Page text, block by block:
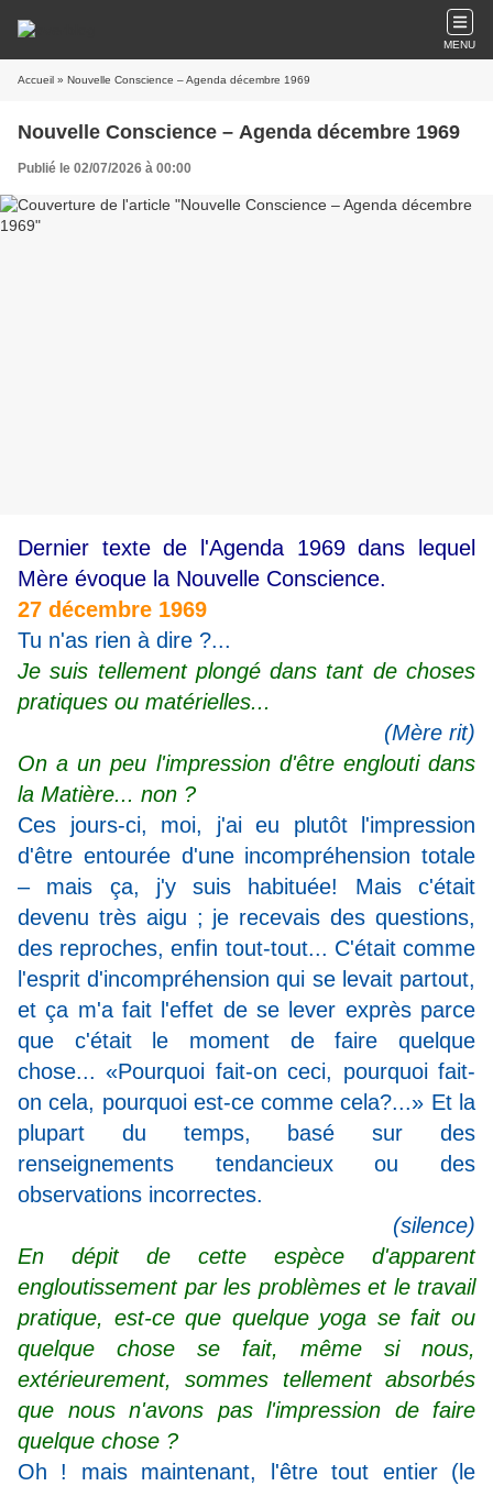
MENU
Accueil » Nouvelle Conscience – Agenda décembre 1969
Nouvelle Conscience – Agenda décembre 1969
Publié le 02/07/2026 à 00:00
Dernier texte de l'Agenda 1969 dans lequel
Mère évoque la Nouvelle Conscience.
27 décembre 1969
Tu n'as rien à dire ?...
Je suis tellement plongé dans tant de choses
pratiques ou matérielles...
(Mère rit)
On a un peu l'impression d'être englouti dans
la Matière... non ?
Ces jours-ci, moi, j'ai eu plutôt l'impression
d'être entourée d'une incompréhension totale
– mais ça, j'y suis habituée! Mais c'était
devenu très aigu ; je recevais des questions,
des reproches, enfin tout-tout... C'était comme
l'esprit d'incompréhension qui se levait partout,
et ça m'a fait l'effet de se lever exprès parce
que c'était le moment de faire quelque
chose... «Pourquoi fait-on ceci, pourquoi fait-
on cela, pourquoi est-ce comme cela?...» Et la
plupart du temps, basé sur des
renseignements tendancieux ou des
observations incorrectes.
(silence)
En dépit de cette espèce d'apparent
engloutissement par les problèmes et le travail
pratique, est-ce que quelque yoga se fait ou
quelque chose se fait, même si nous,
extérieurement, sommes tellement absorbés
que nous n'avons pas l'impression de faire
quelque chose ?
Oh ! mais maintenant, l'être tout entier (le